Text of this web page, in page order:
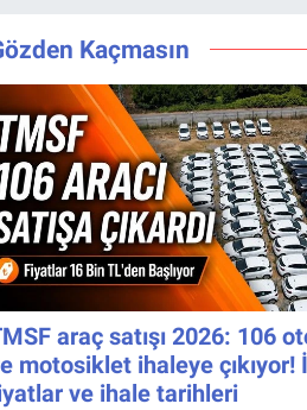
Kaçmasın
araç satışı 2026: 106
motosiklet ihaleye çıkıyor!
ve ihale tarihleri